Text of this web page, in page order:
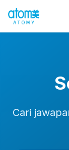
Cari